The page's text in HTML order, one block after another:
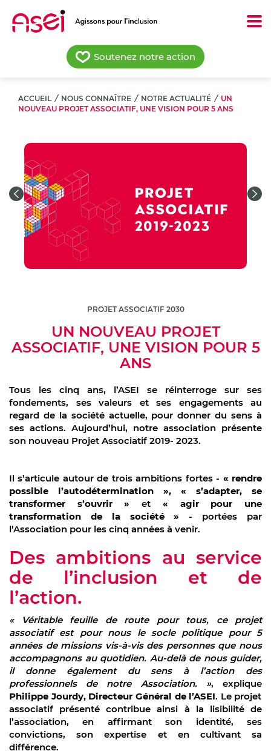
contenu
Soutenez notre action
ACCUEIL / NOUS CONNAÎTRE / NOTRE ACTUALITÉ / UN
NOUVEAU PROJET ASSOCIATIF, UNE VISION POUR 5 ANS
Previous
PROJET ASSOCIATIF 2030
UN NOUVEAU PROJET
ASSOCIATIF, UNE VISION POUR 5
ANS
Tous les cinq ans, l’ASEI se réinterroge sur ses
fondements, ses valeurs et ses engagements au
regard de la société actuelle, pour donner du sens à
ses actions. Aujourd’hui, notre association présente
son nouveau Projet Associatif 2019- 2023.
Il s’articule autour de trois ambitions fortes - « rendre
possible l’autodétermination », « s’adapter, se
transformer s’ouvrir » et « agir pour une
transformation de la société » - portées par
l’Association pour les cinq années à venir.
Des ambitions au service
de l’inclusion et de
l’action.
« Véritable feuille de route pour tous, ce projet
associatif est pour nous le socle politique pour 5
années de missions vis-à-vis des personnes que nous
accompagnons au quotidien. Au-delà de nous guider,
il donne également du sens à l’action des
professionnels de notre Association. », explique
Philippe Jourdy, Directeur Général de l’ASEI. Le projet
associatif présenté contribue ainsi à la lisibilité de
l’association, en affirmant son identité, ses
convictions, son expertise et en cultivant sa
différence.